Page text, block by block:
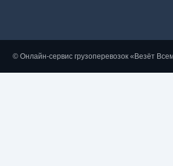
© Онлайн-сервис грузоперевозок «Везёт